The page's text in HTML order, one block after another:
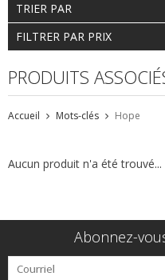
TRIER PAR
FILTRER PAR PRIX
PRODUITS
Accueil Mots-clés Hope
Aucun produit n'a été trouvé...
Abonnez-